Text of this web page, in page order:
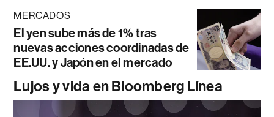
MERCADOS
El yen sube más de 1% tras
nuevas acciones coordinadas de
EE.UU. y Japón en el mercado
Lujos y vida en Bloomberg Línea